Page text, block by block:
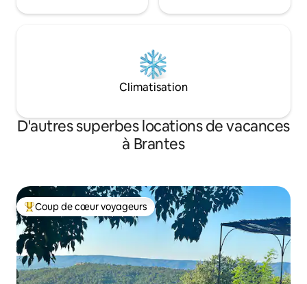
Climatisation
D'autres superbes locations de vacances
à Brantes
Coup de cœur voyageurs parmi les plus aimés
Coup de cœur voyageurs